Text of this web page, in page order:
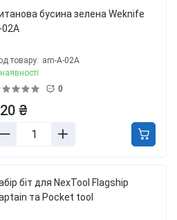
бусина зелена Weknife
02A
товару: am-A-02A
0
₴
біт для NexTool Flagship
та Pocket tool